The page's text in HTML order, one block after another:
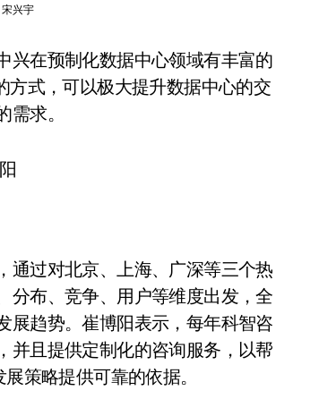
兴宇
兴在预制化数据中心领域有丰富的
方式，可以极大提升数据中心的交
求。
通过对北京、上海、广深等三个热
分布、竞争、用户等维度出发，全
展趋势。崔博阳表示，每年科智咨
并且提供定制化的咨询服务，以帮
策略提供可靠的依据。